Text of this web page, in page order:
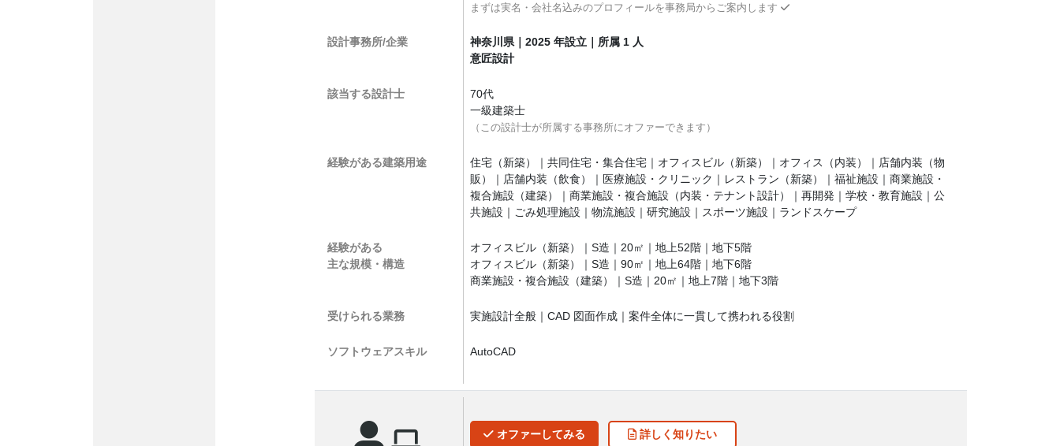
まずは実名・会社名込みのプロフィールを事務局からご案内します
設計事務所/企業
神奈川県｜2025 年設立｜所属 1 人
意匠設計
該当する設計士
70代
一級建築士
（この設計士が所属する事務所にオファーできます）
経験がある建築用途
住宅（新築）｜共同住宅・集合住宅｜オフィスビル（新築）｜オフィス（内装）｜店舗内装（物
販）｜店舗内装（飲食）｜医療施設・クリニック｜レストラン（新築）｜福祉施設｜商業施設・
複合施設（建築）｜商業施設・複合施設（内装・テナント設計）｜再開発｜学校・教育施設｜公
共施設｜ごみ処理施設｜物流施設｜研究施設｜スポーツ施設｜ランドスケープ
経験がある
主な規模・構造
オフィスビル（新築）｜S造｜20㎡｜地上52階｜地下5階
オフィスビル（新築）｜S造｜90㎡｜地上64階｜地下6階
商業施設・複合施設（建築）｜S造｜20㎡｜地上7階｜地下3階
受けられる業務 実施設計全般｜CAD 図面作成｜案件全体に一貫して携われる役割
ソフトウェアスキル AutoCAD
オファーしてみる 詳しく 知りたい